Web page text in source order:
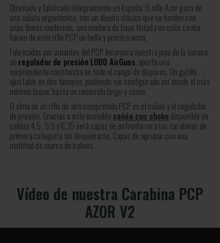
Diseñado y fabricado íntegramente en España. El rifle Azor goza de
una culata ergonómica, con un diseño clásico que se funden con
unas líneas modernas, una madera de haya tintada en color caoba
hacen de este rifle PCP un bella y precisa arma.
Fabricadas por amantes del PCP. Incorpora nuestra joya de la corona,
un regulador de presión LOBO AirGuns, aporta una
sorprendente constancia en todo el rango de disparos. Un gatillo
ajustable en dos tiempos, pudiendo ser configurado así desde el más
mínimo toque, hasta un recorrido largo y suave.
El alma de un rifle de aire comprimido PCP es el cañón y el regulador
de presión. Gracias a este increíble cañón con choke disponible en
calibre 4,5 , 5,5 y 6,35 será capaz de enfrentarse a las carabinas de
primera categoría sin despeinarse. Capaz de agrupar con una
multitud de marca de balines.
Vídeo de nuestra Carabina PCP
AZOR V2